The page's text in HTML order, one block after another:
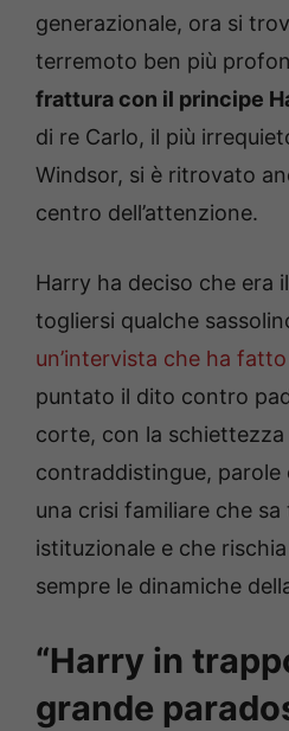
generazionale, ora si
terremoto ben più
frattura con il principe
di re Carlo, il più
Windsor, si è ritrovato
centro dell’attenzione.
Harry ha deciso che era
togliersi qualche
un’intervista che ha
puntato il dito contro
corte, con la schiettezza
contraddistingue,
una crisi familiare che
istituzionale e che
sempre le dinamiche
“Harry in
grande